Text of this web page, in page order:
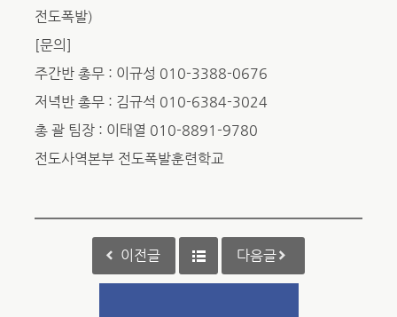
전도폭발)
[문의]
주간반 총무 : 이규성 010-3388-0676
저녁반 총무 : 김규석 010-6384-3024
총 괄 팀장 : 이태열 010-8891-9780
전도사역본부 전도폭발훈련학교
이전글 다음글